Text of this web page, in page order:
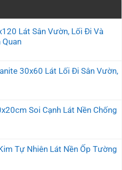
Lát Sân Vườn, Lối Đi Và
Quan
30x60 Lát Lối Đi Sân Vườn,
Soi Cạnh Lát Nền Chống
Tự Nhiên Lát Nền Ốp Tường